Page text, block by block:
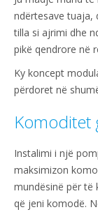
ndërtesave tuaja,
tilla si ajrimi dhe
pikë qendrore në
Ky koncept
përdoret në
Komoditet
Instalimi i një
maksimizon
mundësinë për të
që jeni komodë.